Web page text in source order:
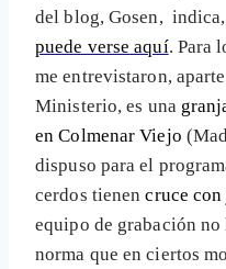
del blog, Gosen,
puede verse aquí. Para
me entrevistaron,
Ministerio, es una
en Colmenar Viejo
dispuso para el
cerdos tienencruce
equipo de grabación
norma que en ciertos